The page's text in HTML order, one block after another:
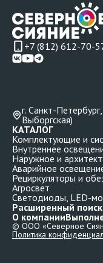
+7 (812) 612-70-
г. Санкт-
Выборгская)
О компании
КАТАЛОГ
Комплектующие и
Внутреннее
Наружное и
Аварийное
Рециркуляторы и
Агросвет
Светодиоды, LED-
Расширенный поиск
© ООО «Северное
Политика